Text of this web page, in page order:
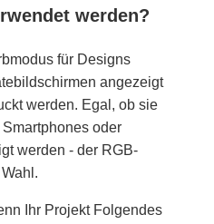
werden?
für Designs
angezeigt
werden. Egal, ob sie
oder
werden - der RGB-
Ihr Projekt Folgendes